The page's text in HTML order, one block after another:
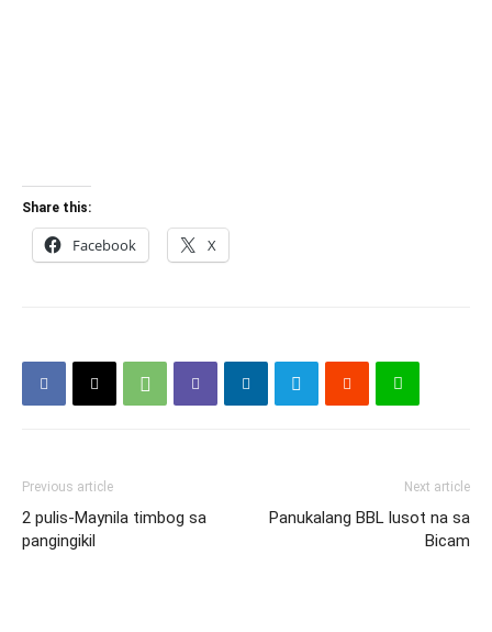
Share this:
Facebook X
Previous article
2 pulis-Maynila timbog sa
pangingikil
Next article
Panukalang BBL lusot na sa
Bicam